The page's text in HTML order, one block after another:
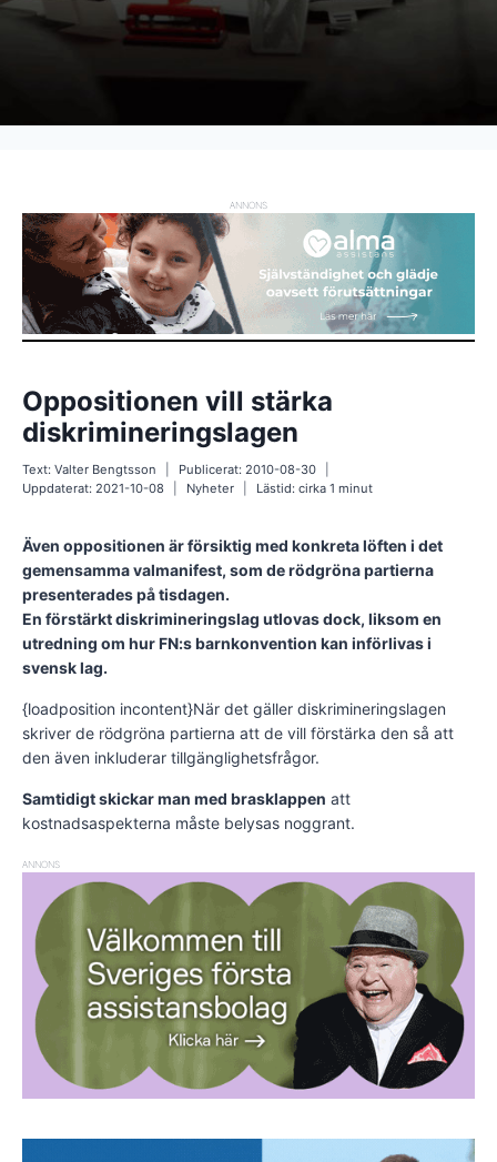
ANNONS
Oppositionen vill stärka
diskrimineringslagen
Text: Valter Bengtsson Publicerat: 2010-08-30
Uppdaterat: 2021-10-08 Nyheter Lästid: cirka1minut
Även oppositionen är försiktig med konkreta löften i det
gemensamma valmanifest, som de rödgröna partierna
presenterades på tisdagen.
En förstärkt diskrimineringslag utlovas dock, liksom en
utredning om hur FN:s barnkonvention kan införlivas i
svensk lag.
{loadposition incontent}När det gäller diskrimineringslagen
skriver de rödgröna partierna att de vill förstärka den så att
den även inkluderar tillgänglighetsfrågor.
Samtidigt skickar man med brasklappen att
kostnadsaspekterna måste belysas noggrant.
ANNONS